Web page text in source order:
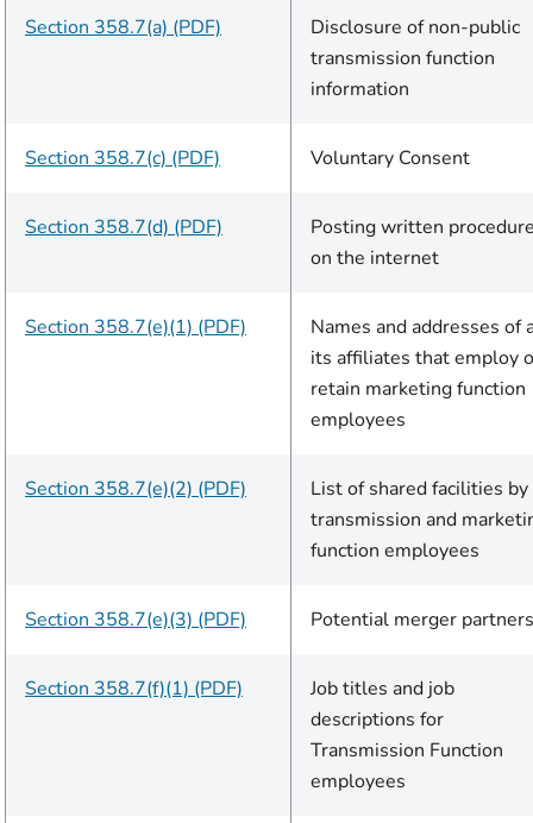
Section 358.7(a) (PDF)
Disclosure of non-public
transmission function
information
Section 358.7(c) (PDF) Voluntary Consent
Section 358.7(d) (PDF)
Posting written
on the internet
Section 358.7(e)(1) (PDF)
Names and addresses of
its affiliates that employ
retain marketing function
employees
Section 358.7(e)(2) (PDF)
List of shared facilities by
transmission and
function employees
Section 358.7(e)(3) (PDF) Potential merger partners
Section 358.7(f)(1) (PDF)
Job titles and job
descriptions for
Transmission Function
employees